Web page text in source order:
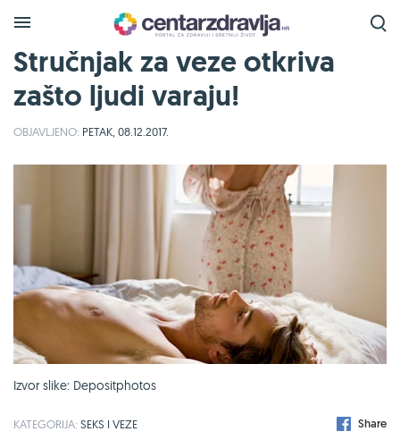
Stručnjak za veze otkriva
zašto ljudi varaju!
OBJAVLJENO: PETAK, 08.12.2017.
Izvor slike: Depositphotos
KATEGORIJA: SEKS I VEZE Share